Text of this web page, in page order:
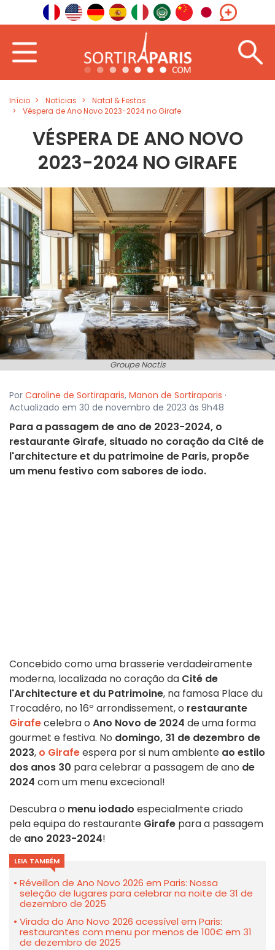
Início Notícias
Natal & Festas
Véspera de Ano Novo 2023-2024 no Girafe
VÉSPERA DE ANO NOVO
2023-2024 NO GIRAFE
Groupe Noctis
Por Caroline de Sortiraparis, Manon de Sortiraparis ·
Actualizado em 30 de novembro de 2023 às 9h48
Para a passagem de ano de 2023-2024, o
restaurante Girafe, situado no coração da Cité de
l'architecture et du patrimoine de Paris, propõe
um menu festivo com sabores de iodo.
Concebido como uma brasserie verdadeiramente
moderna, localizada no coração da Cité de
l'Architecture et du Patrimoine, na famosa Place du
Trocadéro, no 16º arrondissement, o restaurante
Girafecelebra o Ano Novo de 2024 de uma forma
gourmet e festiva. No domingo, 31 de dezembro de
2023, o Girafeespera por si num ambiente ao estilo
dos anos 30 para celebrar a passagem de ano de
2024 com um menu excecional!
Descubra o menu iodado especialmente criado
pela equipa do restaurante Girafe para a passagem
de ano 2023-2024!
LEIA TAMBÉM
Réveillon de Ano Novo 2026 em Paris: Nossa
seleção de lugares para celebrar na noite de 31 de
dezembro de 2025
Virada do Ano Novo 2026 acessível em Paris:
restaurantes com menu por menos de 100€ em 31
de dezembro de 2025